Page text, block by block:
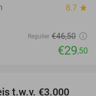
8.7 star
Regulier €46,50
€29,50
t.w.v. €3.000